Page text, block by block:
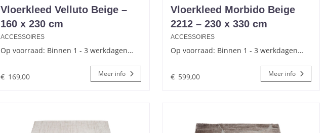
Vloerkleed Velluto Beige –
160 x 230 cm
ACCESSOIRES
Op voorraad: Binnen 1 - 3 werkdagen…
€ 169,00 Meer info
Vloerkleed Morbido Beige
2212 – 230 x 330 cm
ACCESSOIRES
Op voorraad: Binnen 1 - 3 werkdagen…
€ 599,00 Meer info